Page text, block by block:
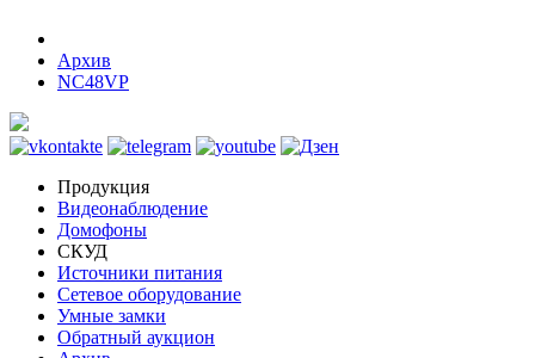
Архив
NC48VP
Продукция
Видеонаблюдение
Домофоны
СКУД
Источники питания
Сетевое оборудование
Умные замки
Обратный аукцион